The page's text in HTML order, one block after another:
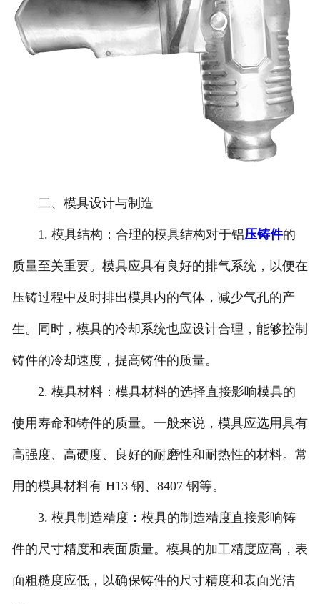
二、模具设计与制造
1. 模具结构：合理的模具结构对于铝压铸件的
质量至关重要。模具应具有良好的排气系统，以便在
压铸过程中及时排出模具内的气体，减少气孔的产
生。同时，模具的冷却系统也应设计合理，能够控制
铸件的冷却速度，提高铸件的质量。
2. 模具材料：模具材料的选择直接影响模具的
使用寿命和铸件的质量。一般来说，模具应选用具有
高强度、高硬度、良好的耐磨性和耐热性的材料。常
用的模具材料有 H13 钢、8407 钢等。
3. 模具制造精度：模具的制造精度直接影响铸
件的尺寸精度和表面质量。模具的加工精度应高，表
面粗糙度应低，以确保铸件的尺寸精度和表面光洁